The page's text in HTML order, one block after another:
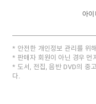
아
안전한 개인정보 관리를 위
판매자 회원이 아닌 경우 먼
도서, 전집, 음반 DVD의 중
다.